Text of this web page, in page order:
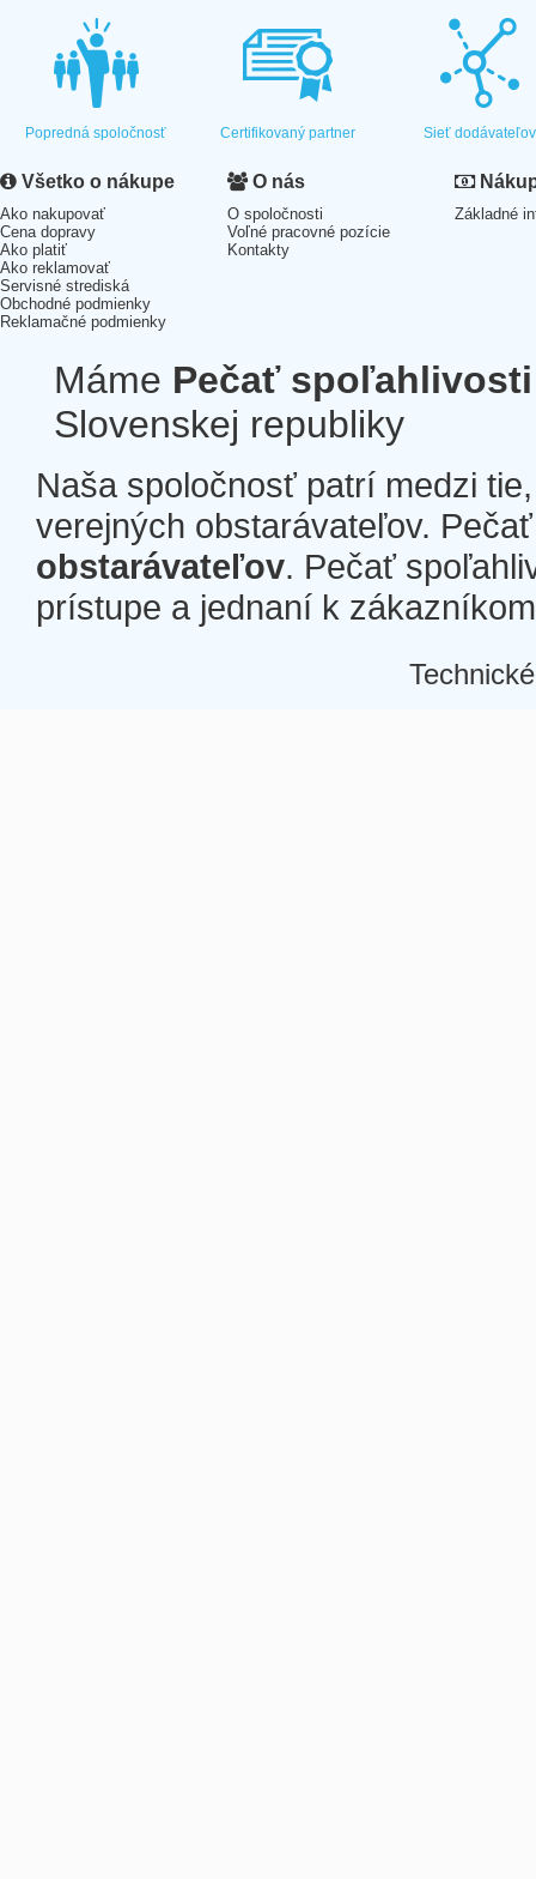
Popredná spoločnosť Certifikovaný partner Sieť dodávateľov
Všetko o nákupe
Ako nakupovať
Cena dopravy
Ako platiť
Ako reklamovať
Servisné strediská
Obchodné podmienky
Reklamačné podmienky
O nás
O spoločnosti
Voľné pracovné pozície
Kontakty
Základné
Máme Pečať spoľahlivosti
Slovenskej republiky
Naša spoločnosť patrí medzi
verejných obstarávateľov.
obstarávateľov. Pečať
prístupe a jednaní k